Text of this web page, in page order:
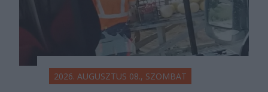
2026. AUGUSZTUS 08., SZOMBAT